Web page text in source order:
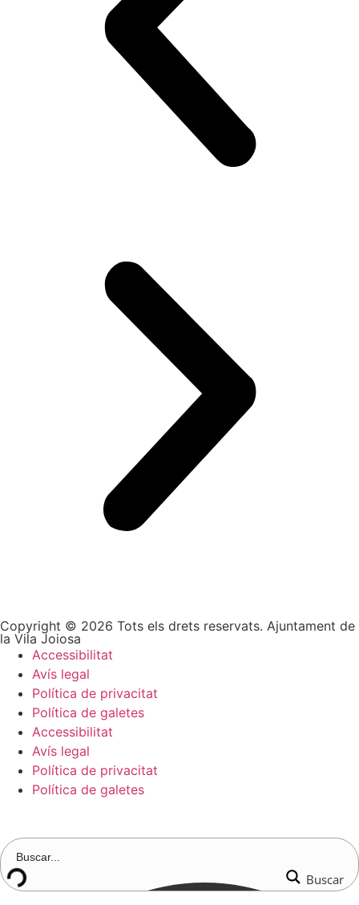
Copyright © 2026 Tots els drets reservats. Ajuntament de
la Vila Joiosa
Accessibilitat
Avís legal
Política de privacitat
Política de galetes
Accessibilitat
Avís legal
Política de privacitat
Política de galetes
Buscar